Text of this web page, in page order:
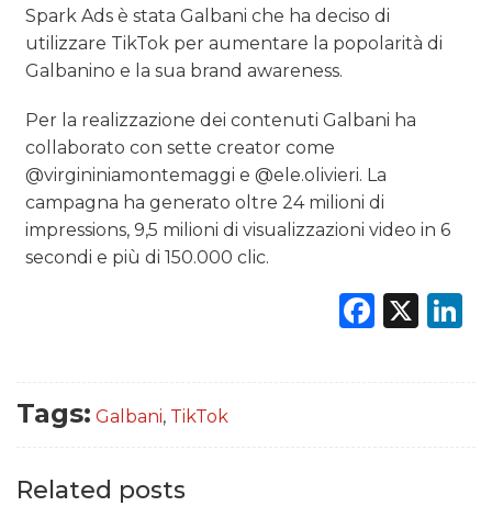
Spark Ads è stata Galbani che ha deciso di
utilizzare TikTok per aumentare la popolarità di
Galbanino e la sua brand awareness.
Per la realizzazione dei contenuti Galbani ha
collaborato con sette creator come
@virgininiamontemaggi e @ele.olivieri. La
campagna ha generato oltre 24 milioni di
impressions, 9,5 milioni di visualizzazioni video in 6
secondi e più di 150.000 clic.
X
Tags: Galbani, TikTok
Related posts